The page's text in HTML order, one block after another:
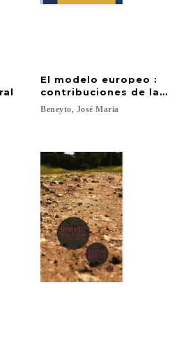
El modelo europeo :
contribuciones de la
Beneyto, José María